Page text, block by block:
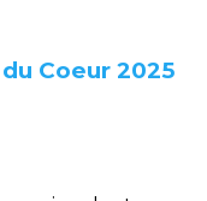
Coeur 2025